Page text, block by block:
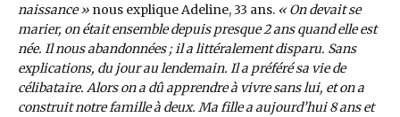
naissance » nous explique Adeline, 33 ans. « On devait se
marier, on était ensemble depuis presque 2 ans quand elle est
née. Il nous abandonnées ; il a littéralement disparu. Sans
explications, du jour au lendemain. Il a préféré sa vie de
célibataire. Alors on a dû apprendre à vivre sans lui, et on a
construit notre famille à deux. Ma fille a aujourd’hui 8 ans et